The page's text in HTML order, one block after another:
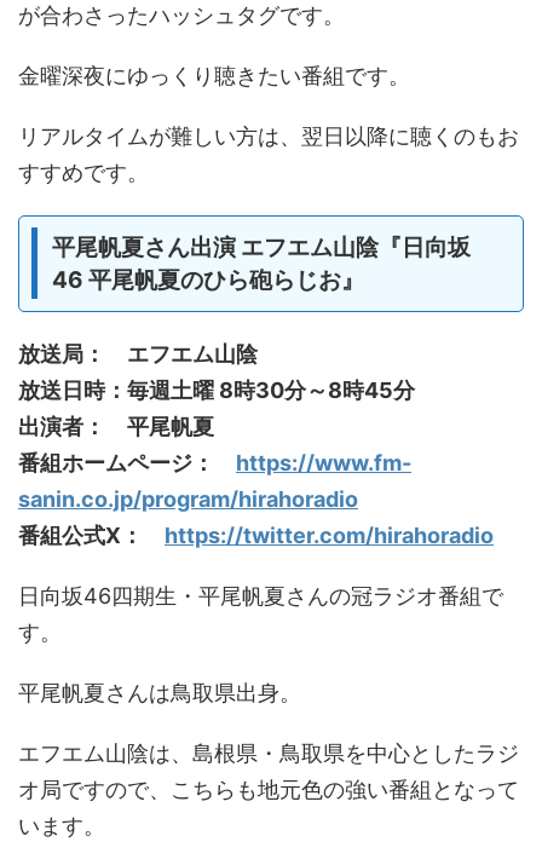
が合わさったハッシュタグです。
金曜深夜にゆっくり聴きたい番組です。
リアルタイムが難しい方は、翌日以降に聴くのもお
すすめです。
平尾帆夏さん出演 エフエム山陰『日向坂
46 平尾帆夏のひら砲らじお』
放送局： エフエム山陰
放送日時：毎週土曜 8時30分～8時45分
出演者： 平尾帆夏
番組ホームページ： https://www.fm-
sanin.co.jp/program/hirahoradio
番組公式X： https://twitter.com/hirahoradio
日向坂46四期生・平尾帆夏さんの冠ラジオ番組で
す。
平尾帆夏さんは鳥取県出身。
エフエム山陰は、島根県・鳥取県を中心としたラジ
オ局ですので、こちらも地元色の強い番組となって
います。